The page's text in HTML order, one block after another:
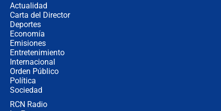
Actualidad
Carta del Director
Deportes
Economía
Emisiones
Entretenimiento
Internacional
Orden Público
Política
Sociedad
RCN Radio